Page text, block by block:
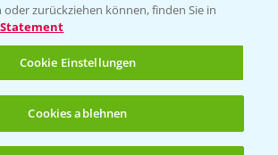
Notfällen
(0)214/30-20220
oder zurückziehen können, finden Sie in
Cookie Einstellungen
Cookies ablehnen